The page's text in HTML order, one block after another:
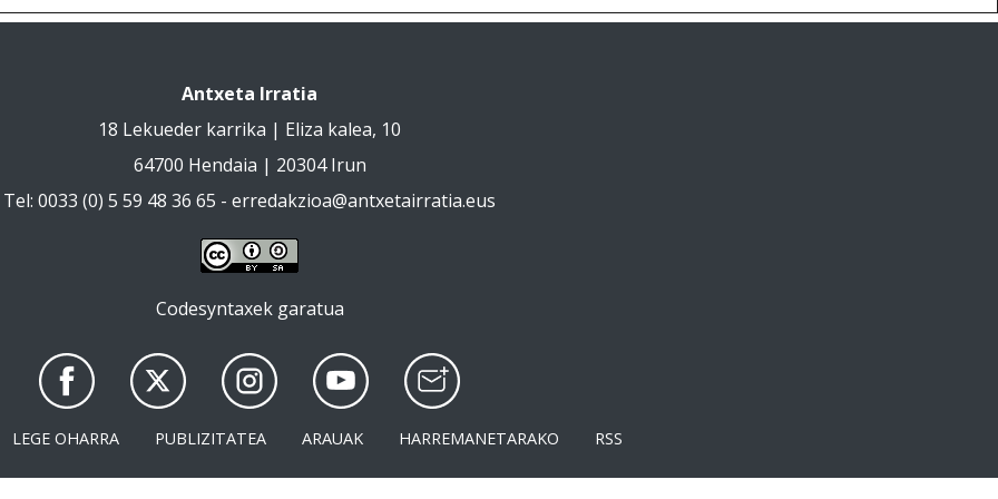
Antxeta Irratia
18 Lekueder karrika | Eliza kalea, 10
64700 Hendaia | 20304 Irun
Tel: 0033 (0) 5 59 48 36 65 - erredakzioa@antxetairratia.eus
Codesyntaxek garatua
LEGE OHARRA PUBLIZITATEA ARAUAK HARREMANETARAKO RSS